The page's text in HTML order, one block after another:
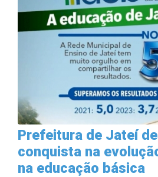
Prefeitura de Jateí
conquista na
na educação básica